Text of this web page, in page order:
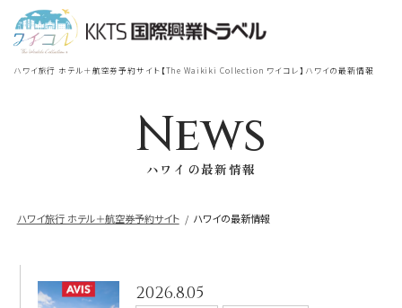
ハワイ旅行 ホテル＋航空券予約サイト【The Waikiki Collection ワイコレ】ハワイの最新情報
News
ハワイの最新情報
ハワイ旅行 ホテル＋航空券予約サイト ハワイの最新情報
2026.8.05
TOP
ロイヤルハワイアン ラグジュアリー
ウェスティンリゾート&スパ
宿泊 ＋ 航空券
帰国の到着地が違うお客様